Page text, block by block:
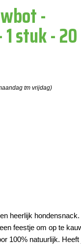
-
stuk -
tm vrijdag)
heerlijk
feestje om op te
100% natuurlijk. Heeft